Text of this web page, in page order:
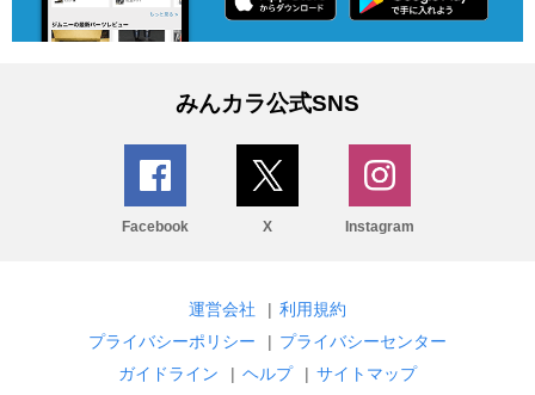
みんカラ公式SNS
Facebook X Instagram
運営会社 | 利用規約
プライバシーポリシー
| プライバシーセンター
ガイドライン
| ヘルプ | サイトマップ